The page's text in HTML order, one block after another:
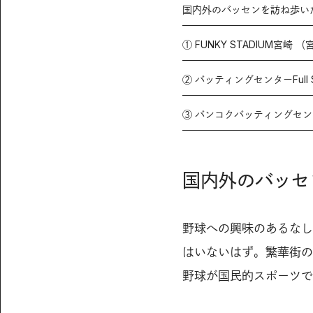
国内外のバッセンを訪ね歩い
① FUNKY STADIUM宮崎 （
② バッティングセンターFull
③ バンコクバッティングセ
国内外のバッ
野球への興味のあるな
はいないはず。繁華街
野球が国民的スポーツ